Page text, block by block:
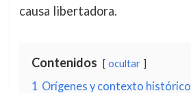
causa libertadora.
Contenidos ocultar
1 Orígenes y contexto histórico